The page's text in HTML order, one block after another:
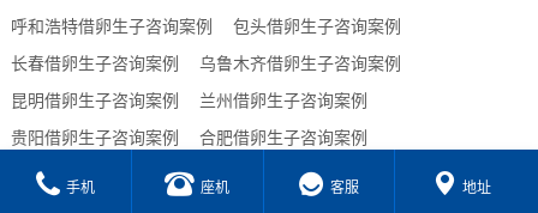
呼和浩特借卵生子咨询案例
包头借卵生子咨询案例
长春借卵生子咨询案例
乌鲁木齐借卵生子咨询案例
昆明借卵生子咨询案例
兰州借卵生子咨询案例
贵阳借卵生子咨询案例
合肥借卵生子咨询案例
西宁借卵生子咨询案例
海口借卵生子咨询案例
手机 座机 客服 地址